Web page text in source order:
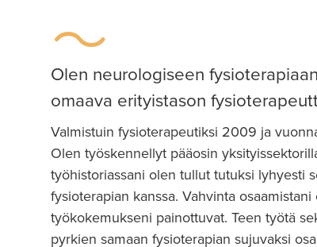
Olen neurologiseen
omaava erityistason
Valmistuin fysioterapeutiksi 2009 ja
Olen työskennellyt pääosin
työhistoriassani olen tullut tutuksi lyhyesti
fysioterapian kanssa. Vahvinta
työkokemukseni painottuvat. Teen työtä
pyrkien samaan fysioterapian sujuvaksi